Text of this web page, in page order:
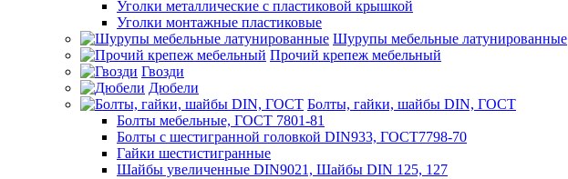
Уголки металлические с пластиковой крышкой
Уголки монтажные пластиковые
Шурупы мебельные латунированные
Прочий крепеж мебельный
Гвозди
Дюбели
Болты, гайки, шайбы DIN, ГОСТ
Болты мебельные, ГОСТ 7801-81
Болты с шестигранной головкой DIN933, ГОСТ7798-70
Гайки шестистигранные
Шайбы увеличенные DIN9021, Шайбы DIN 125, 127